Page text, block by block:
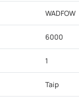
WADFOW
6000
1
Taip